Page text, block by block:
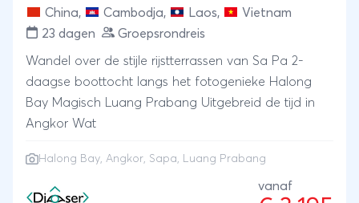
China, Cambodja, Laos,
Vietnam
23 dagen
Groepsrondreis
Wandel over de stijle rijstterrassen van Sa Pa 2-
daagse boottocht langs het fotogenieke Halong
Bay Magisch Luang Prabang Uitgebreid de tijd in
Angkor Wat
Halong Bay, Angkor, Sapa, Luang Prabang
vanaf